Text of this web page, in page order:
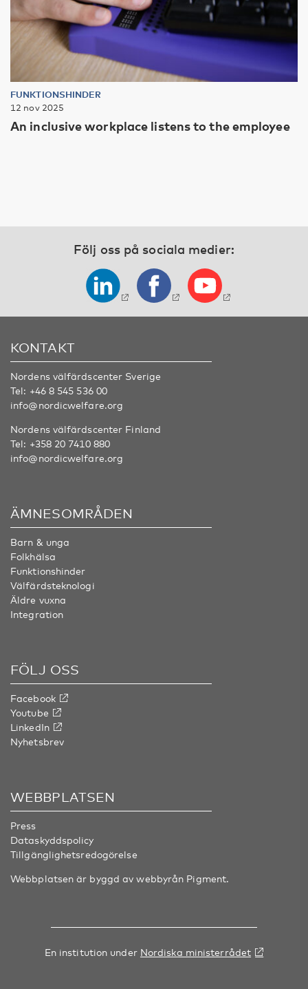
FUNKTIONSHINDER
12 nov 2025
An inclusive workplace listens to the employee
Följ oss på sociala medier:
KONTAKT
Nordens välfärdscenter Sverige
Tel: +46 8 545 536 00
info@nordicwelfare.org
Nordens välfärdscenter Finland
Tel: +358 20 7410 880
info@nordicwelfare.org
ÄMNESOMRÅDEN
Barn & unga
Folkhälsa
Funktionshinder
Välfärdsteknologi
Äldre vuxna
Integration
FÖLJ OSS
Facebook
Youtube
LinkedIn
Nyhetsbrev
WEBBPLATSEN
Press
Dataskyddspolicy
Tillgänglighetsredogörelse
Webbplatsen är byggd av webbyrån Pigment.
En institution under Nordiska ministerrådet